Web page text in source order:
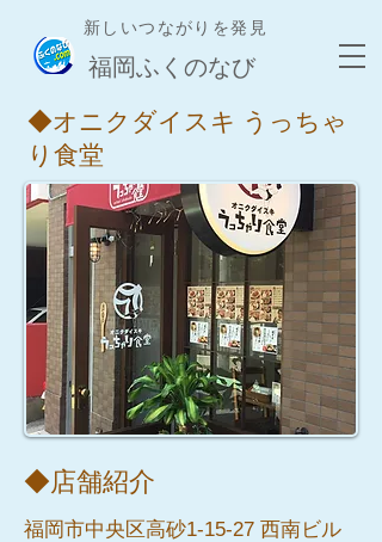
​福岡ふくのなび
新しいつながりを発見
◆オニクダイスキ うっちゃ
り食堂
​◆店舗紹介
福岡市中央区高砂1-15-27 西南ビル